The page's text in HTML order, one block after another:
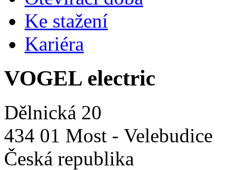
Ke stažení
Kariéra
VOGEL electric
Dělnická 20
434 01 Most - Velebudice
Česká republika